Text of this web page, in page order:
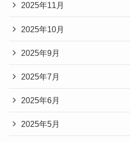
2025年11月
2025年10月
2025年9月
2025年7月
2025年6月
2025年5月